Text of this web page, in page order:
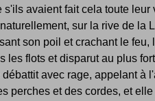
avaient fait cela toute leur
sur la rive de la
son poil et crachant le feu,
les flots et disparut au plus
avec rage, appelant à
perches et des cordes, et